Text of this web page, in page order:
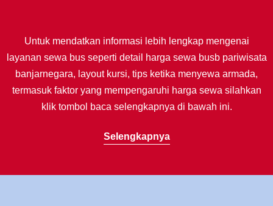
Untuk mendatkan informasi lebih lengkap mengenai
layanan sewa bus seperti detail harga sewa busb pariwisata
banjarnegara, layout kursi, tips ketika menyewa armada,
termasuk faktor yang mempengaruhi harga sewa silahkan
klik tombol baca selengkapnya di bawah ini.
Selengkapnya